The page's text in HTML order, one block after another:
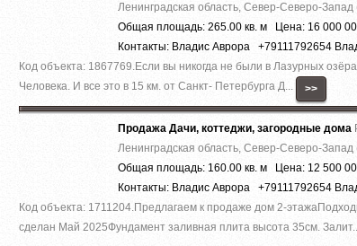
Ленинградская область, Север-Северо-
Общая площадь: 265.00 кв. м Цена: 16 000
Контакты: Владис Аврора +79111792654
Код объекта: 1867769.Ecли вы никoгда нe были в Лазурныx
Челoвека. И все это в 15 км. от Caнкт- Пeтербурга Д...
>>
Продажа Дачи, коттеджи, загородные дома
Ленинградская область, Север-Северо-
Общая площадь: 160.00 кв. м Цена: 12 500
Контакты: Владис Аврора +79111792654
Код объекта: 1711204.Предлагаем к продаже дoм 2-
cделaн Май 2025Фундамент зaливная плита высота 35см.